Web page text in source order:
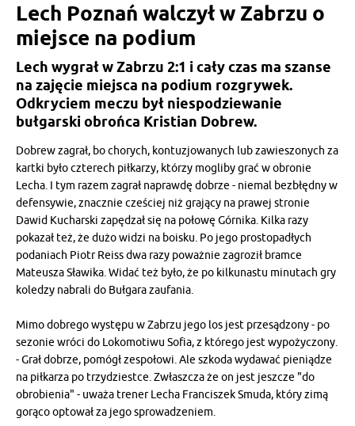
Lech Poznań walczył w Zabrzu o
miejsce na podium
Lech wygrał w Zabrzu 2:1 i cały czas ma szanse
na zajęcie miejsca na podium rozgrywek.
Odkryciem meczu był niespodziewanie
bułgarski obrońca Kristian Dobrew.
Dobrew zagrał, bo chorych, kontuzjowanych lub zawieszonych za
kartki było czterech piłkarzy, którzy mogliby grać w obronie
Lecha. I tym razem zagrał naprawdę dobrze - niemal bezbłędny w
defensywie, znacznie cześciej niż grający na prawej stronie
Dawid Kucharski zapędzał się na połowę Górnika. Kilka razy
pokazał też, że dużo widzi na boisku. Po jego prostopadłych
podaniach Piotr Reiss dwa razy poważnie zagroził bramce
Mateusza Sławika. Widać też było, że po kilkunastu minutach gry
koledzy nabrali do Bułgara zaufania.
Mimo dobrego występu w Zabrzu jego los jest przesądzony - po
sezonie wróci do Lokomotiwu Sofia, z którego jest wypożyczony.
- Grał dobrze, pomógł zespołowi. Ale szkoda wydawać pieniądze
na piłkarza po trzydziestce. Zwłaszcza że on jest jeszcze "do
obrobienia" - uważa trener Lecha Franciszek Smuda, który zimą
gorąco optował za jego sprowadzeniem.